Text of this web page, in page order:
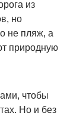
из
но
не пляж, а
природную
чтобы
Но и без